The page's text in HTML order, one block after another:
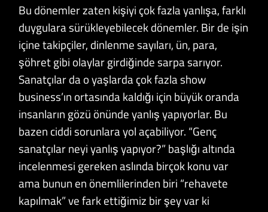
Bu dönemler zaten kişiyi çok fazla yanlışa, farklı
duygulara sürükleyebilecek dönemler. Bir de işin
içine takipçiler, dinlenme sayıları, ün, para,
şöhret gibi olaylar girdiğinde sarpa sarıyor.
Sanatçılar da o yaşlarda çok fazla show
business’ın ortasında kaldığı için büyük oranda
insanların gözü önünde yanlış yapıyorlar. Bu
bazen ciddi sorunlara yol açabiliyor. “Genç
sanatçılar neyi yanlış yapıyor?” başlığı altında
incelenmesi gereken aslında birçok konu var
ama bunun en önemlilerinden biri “rehavete
kapılmak” ve fark ettiğimiz bir şey var ki